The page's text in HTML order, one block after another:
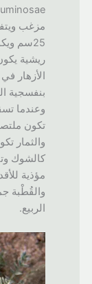
مزغب
25سم
الأزهار
بنفسجية
وعندما
تكون
والثمار
كالشوك
مؤذية
والقُطْبة
الربيع.